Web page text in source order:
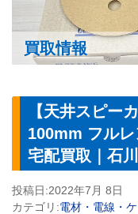
買取情報
【天井スピー
100mm フル
宅配買取｜石
投稿日:2022年7月 8日
カテゴリ:電材・電線・